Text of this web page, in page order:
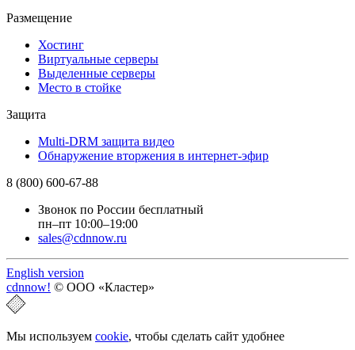
Размещение
Хостинг
Виртуальные серверы
Выделенные серверы
Место в стойке
Защита
Multi-DRM защита видео
Обнаружение вторжения в интернет-эфир
8 (800) 600-67-88
Звонок по России бесплатный
пн–пт 10:00–19:00
sales@cdnnow.ru
English version
cdnnow! © ООО «Кластер»
Мы используем cookie, чтобы сделать сайт удобнее